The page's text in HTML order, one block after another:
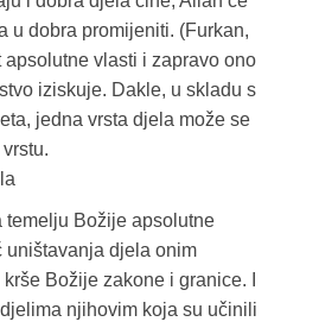
u dobra promijeniti. (Furkan,
apsolutne vlasti i zapravo ono
iziskuje. Dakle, u skladu s
jedna vrsta djela može se
temelju Božije apsolutne
uništavanja djela onim
Božije zakone i granice. I
njihovim koja su učinili